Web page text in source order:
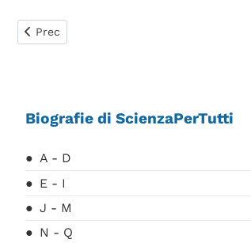
Articolo precedente: Regnault Henri Victor
Prec
Biografie di ScienzaPerTutti
A - D
E - I
J - M
N - Q